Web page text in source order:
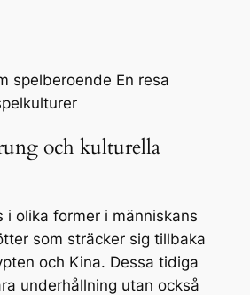
spelberoende En resa
och kulturella
i olika former i människans
som sträcker sig tillbaka
och Kina. Dessa tidiga
underhållning utan också